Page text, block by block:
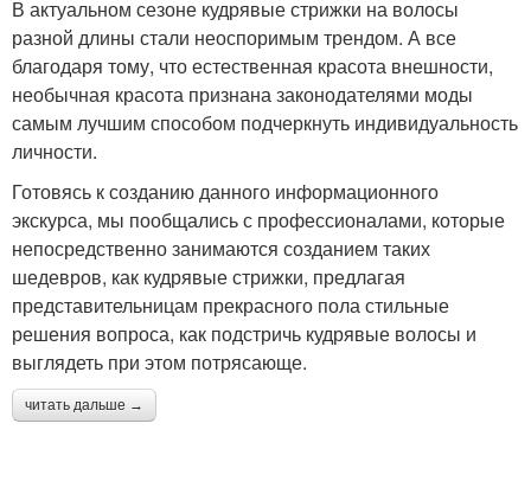
В актуальном сезоне кудрявые стрижки на волосы
разной длины стали неоспоримым трендом. А все
благодаря тому, что естественная красота внешности,
необычная красота признана законодателями моды
самым лучшим способом подчеркнуть индивидуальность
личности.
Готовясь к созданию данного информационного
экскурса, мы пообщались с профессионалами, которые
непосредственно занимаются созданием таких
шедевров, как кудрявые стрижки, предлагая
представительницам прекрасного пола стильные
решения вопроса, как подстричь кудрявые волосы и
выглядеть при этом потрясающе.
читать дальше →